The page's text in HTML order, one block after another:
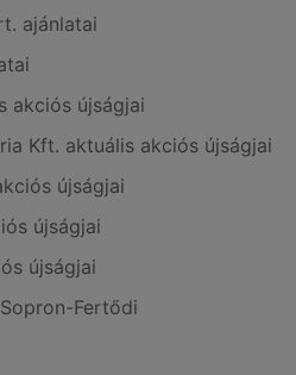
ajánlatai
akciós újságjai
Kft. aktuális akciós újságjai
újságjai
újságjai
újságjai
Fertődi